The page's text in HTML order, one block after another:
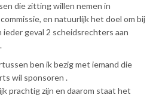
die zitting willen nemen in
en natuurlijk het doel om bij
geval 2 scheidsrechters aan
ben ik bezig met iemand die
wil sponsoren .
prachtig zijn en daarom staat het